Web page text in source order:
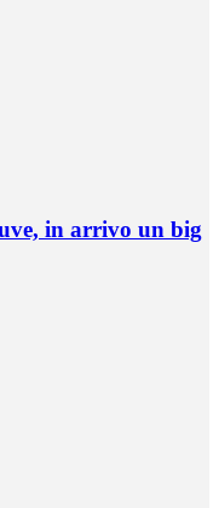
in arrivo un big